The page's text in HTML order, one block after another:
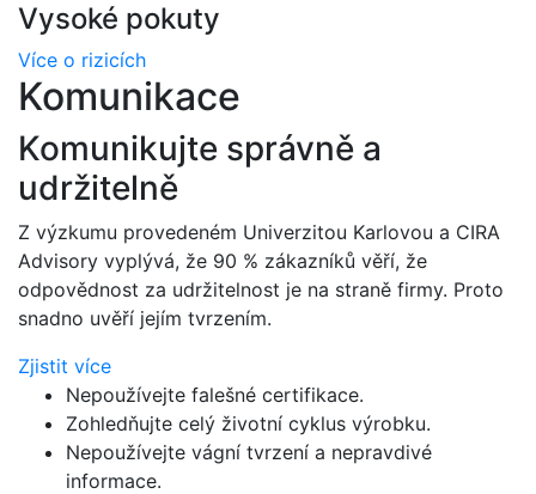
Vysoké pokuty​
Více o rizicích
Komunikace
Komunikujte správně a
udržitelně
Z výzkumu provedeném Univerzitou Karlovou a CIRA
Advisory vyplývá, že 90 % zákazníků věří, že
odpovědnost za udržitelnost je na straně firmy. Proto
snadno uvěří jejím tvrzením.
Zjistit více
Nepoužívejte falešné certifikace.
Zohledňujte celý životní cyklus výrobku.
Nepoužívejte vágní tvrzení a nepravdivé
informace.